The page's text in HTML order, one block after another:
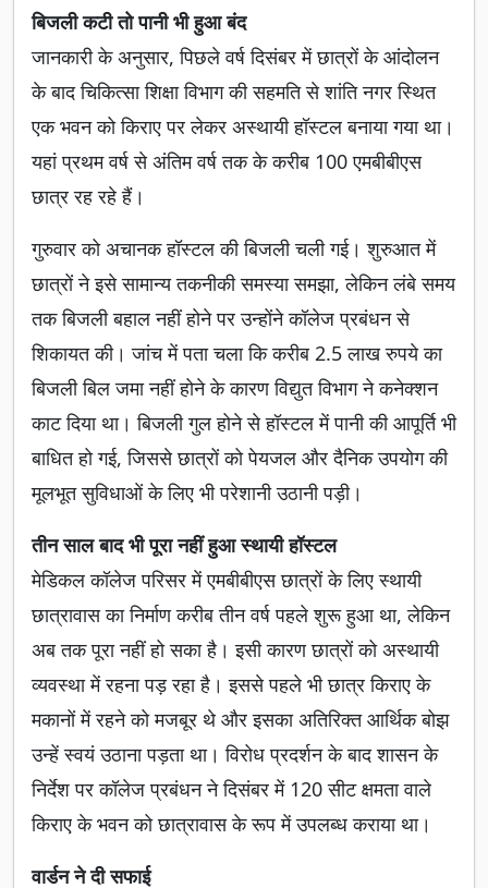
बिजली कटी तो पानी भी हुआ बंद
जानकारी के अनुसार, पिछले वर्ष दिसंबर में छात्रों के आंदोलन
के बाद चिकित्सा शिक्षा विभाग की सहमति से शांति नगर स्थित
एक भवन को किराए पर लेकर अस्थायी हॉस्टल बनाया गया था।
यहां प्रथम वर्ष से अंतिम वर्ष तक के करीब 100 एमबीबीएस
छात्र रह रहे हैं।
गुरुवार को अचानक हॉस्टल की बिजली चली गई। शुरुआत में
छात्रों ने इसे सामान्य तकनीकी समस्या समझा, लेकिन लंबे समय
तक बिजली बहाल नहीं होने पर उन्होंने कॉलेज प्रबंधन से
शिकायत की। जांच में पता चला कि करीब 2.5 लाख रुपये का
बिजली बिल जमा नहीं होने के कारण विद्युत विभाग ने कनेक्शन
काट दिया था। बिजली गुल होने से हॉस्टल में पानी की आपूर्ति भी
बाधित हो गई, जिससे छात्रों को पेयजल और दैनिक उपयोग की
मूलभूत सुविधाओं के लिए भी परेशानी उठानी पड़ी।
तीन साल बाद भी पूरा नहीं हुआ स्थायी हॉस्टल
मेडिकल कॉलेज परिसर में एमबीबीएस छात्रों के लिए स्थायी
छात्रावास का निर्माण करीब तीन वर्ष पहले शुरू हुआ था, लेकिन
अब तक पूरा नहीं हो सका है। इसी कारण छात्रों को अस्थायी
व्यवस्था में रहना पड़ रहा है। इससे पहले भी छात्र किराए के
मकानों में रहने को मजबूर थे और इसका अतिरिक्त आर्थिक बोझ
उन्हें स्वयं उठाना पड़ता था। विरोध प्रदर्शन के बाद शासन के
निर्देश पर कॉलेज प्रबंधन ने दिसंबर में 120 सीट क्षमता वाले
किराए के भवन को छात्रावास के रूप में उपलब्ध कराया था।
वार्डन ने दी सफाई